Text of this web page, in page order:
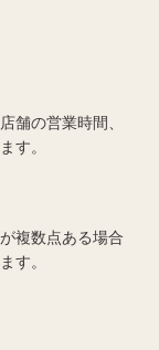
舗の営業時間、
す。
複数点ある場合
す。